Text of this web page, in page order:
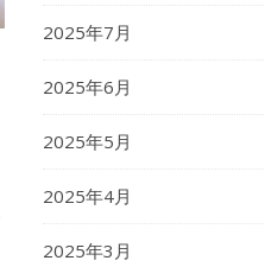
2025年7月
2025年6月
2025年5月
2025年4月
2025年3月